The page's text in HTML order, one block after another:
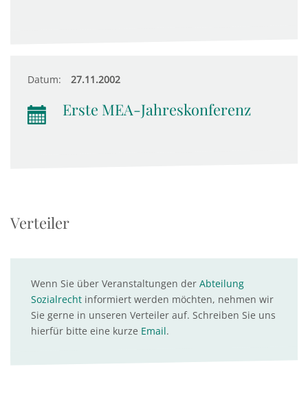
Datum: 27.11.2002
Erste MEA-Jahreskonferenz
Verteiler
Wenn Sie über Veranstaltungen der Abteilung
Sozialrecht informiert werden möchten, nehmen wir
Sie gerne in unseren Verteiler auf. Schreiben Sie uns
hierfür bitte eine kurze Email.